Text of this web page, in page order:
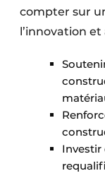
compter sur
l’innovation
Investir